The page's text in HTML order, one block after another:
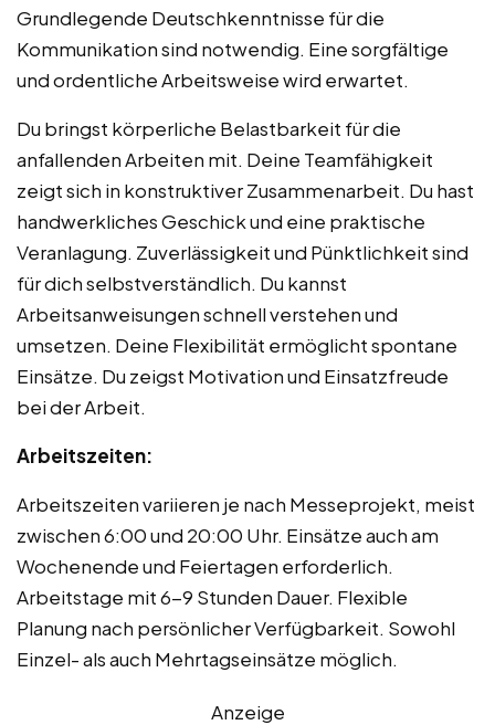
Grundlegende Deutschkenntnisse für die
Kommunikation sind notwendig. Eine sorgfältige
und ordentliche Arbeitsweise wird erwartet.
Du bringst körperliche Belastbarkeit für die
anfallenden Arbeiten mit. Deine Teamfähigkeit
zeigt sich in konstruktiver Zusammenarbeit. Du hast
handwerkliches Geschick und eine praktische
Veranlagung. Zuverlässigkeit und Pünktlichkeit sind
für dich selbstverständlich. Du kannst
Arbeitsanweisungen schnell verstehen und
umsetzen. Deine Flexibilität ermöglicht spontane
Einsätze. Du zeigst Motivation und Einsatzfreude
bei der Arbeit.
Arbeitszeiten:
Arbeitszeiten variieren je nach Messeprojekt, meist
zwischen 6:00 und 20:00 Uhr. Einsätze auch am
Wochenende und Feiertagen erforderlich.
Arbeitstage mit 6-9 Stunden Dauer. Flexible
Planung nach persönlicher Verfügbarkeit. Sowohl
Einzel- als auch Mehrtagseinsätze möglich.
Anzeige